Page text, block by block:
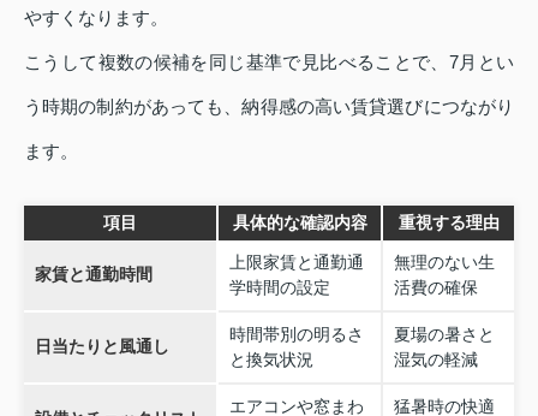
やすくなります。
こうして複数の候補を同じ基準で見比べることで、7月とい
う時期の制約があっても、納得感の高い賃貸選びにつながり
ます。
項目 具体的な確認内容 重視する理由
家賃と通勤時間
上限家賃と通勤通
学時間の設定
無理のない生
活費の確保
日当たりと風通し
時間帯別の明るさ
と換気状況
夏場の暑さと
湿気の軽減
エアコンや窓まわ
猛暑時の快適